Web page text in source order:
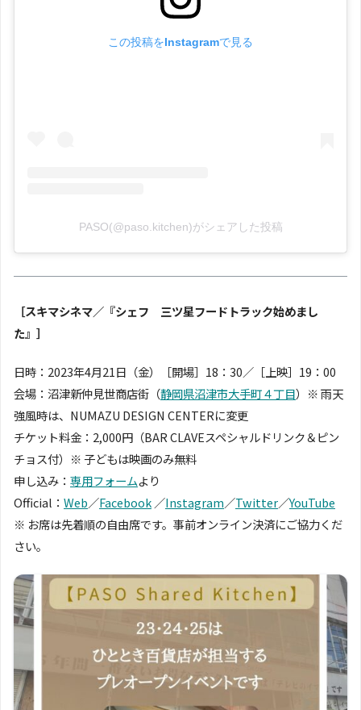
この投稿をInstagramで見る
PASO(@paso.kitchen)がシェアした投稿
［スキマシネマ／『シェフ 三ツ星フードトラック始めまし
た』］
日時：2023年4月21日（金）［開場］18：30／［上映］19：00
会場：沼津新仲見世商店街（静岡県沼津市大手町４丁目）※ 雨天
強風時は、NUMAZU DESIGN CENTERに変更
チケット料金：2,000円（BAR CLAVEスペシャルドリンク＆ピン
チョス付）※ 子どもは映画のみ無料
申し込み： 専用フォームより
Official： Web／Facebook／Instagram／Twitter／YouTube
※ お席は先着順の自由席です。事前オンライン決済にご協力くだ
さい。